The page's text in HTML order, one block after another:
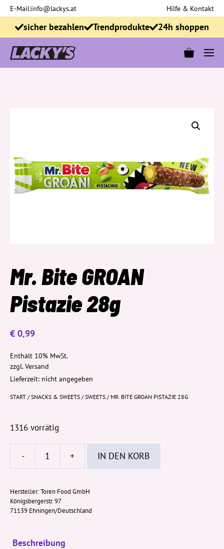
Zum
Inhalt
springen
E-Mail:info@lackys.at Hilfe & Kontakt
sicher bezahlen Trendprodukte 24h shoppen
Mr. Bite GROAN
Pistazie 28g
€ 0,99
Enthält 10% MwSt.
zzgl.Versand
Lieferzeit: nicht angegeben
START /SNACKS & SWEETS /SWEETS / MR. BITE GROAN PISTAZIE 28G
1316 vorrätig
-
GROAN
28g
+ IN DEN KORB
Hersteller:Toren Food GmbH
Königsbergerstr. 97
71139 Ehningen/Deutschland
Beschreibung